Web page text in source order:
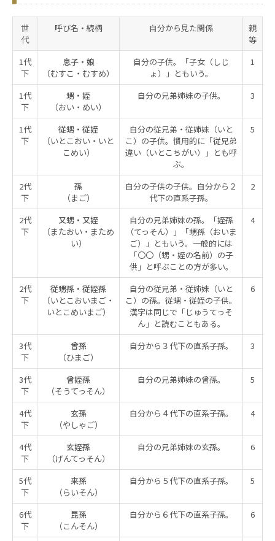
世
代
呼び名・続柄 自分から見た関係
親
等
1代
下
息子・娘
（むすこ・むすめ）
自分の子供。「子女（しじ
ょ）」ともいう。
1
1代
下
甥・姪
（おい・めい）
自分の兄弟姉妹の子供。 3
1代
下
従甥・従姪
（いとこおい・いと
こめい）
自分の従兄弟・従姉妹（いと
こ）の子供。慣用的に「従兄弟
違い（いとこちがい）」とも呼
ぶ。
5
2代
下
孫
（まご）
自分の子供の子供。自分から２
代下の直系子孫。
2
2代
下
又甥・又姪
（またおい・まため
い）
自分の兄弟姉妹の孫。「姪孫
（てっそん）」「甥孫（おいま
ご）」ともいう。一般的には
「〇〇（甥・姪の名前）の子
供」と呼ぶことの方が多い。
4
2代
下
従甥孫・従姪孫
（いとこおいまご・
いとこめいまご）
自分の従兄弟・従姉妹（いと
こ）の孫。従甥・従姪の子供。
漢字は同じで「じゅうてっそ
ん」と読むこともある。
6
3代
下
曾孫
（ひまご）
自分から３代下の直系子孫。 3
3代
下
曾姪孫
（そうてっそん）
自分の兄弟姉妹の曾孫。 5
4代
下
玄孫
（やしゃご）
自分から４代下の直系子孫。 4
4代
下
玄姪孫
（げんてっそん）
自分の兄弟姉妹の玄孫。 6
5代
下
来孫
（らいそん）
自分から５代下の直系子孫。 5
6代
下
昆孫
（こんそん）
自分から６代下の直系子孫。 6